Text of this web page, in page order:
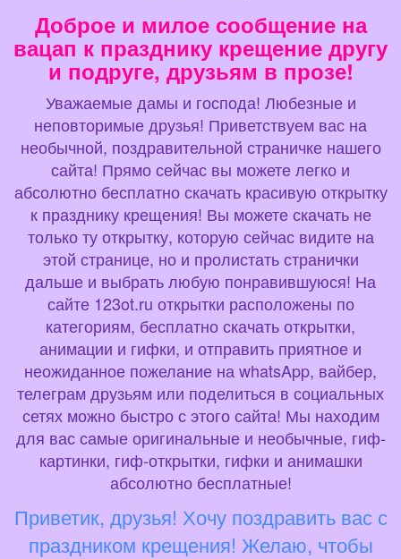
Доброе и милое сообщение на
вацап к празднику крещение другу
и подруге, друзьям в прозе!
Уважаемые дамы и господа! Любезные и
неповторимые друзья! Приветствуем вас на
необычной, поздравительной страничке нашего
сайта! Прямо сейчас вы можете легко и
абсолютно бесплатно скачать красивую открытку
к празднику крещения! Вы можете скачать не
только ту открытку, которую сейчас видите на
этой странице, но и пролистать странички
дальше и выбрать любую понравившуюся! На
сайте 123ot.ru открытки расположены по
категориям, бесплатно скачать открытки,
анимации и гифки, и отправить приятное и
неожиданное пожелание на whatsApp, вайбер,
телеграм друзьям или поделиться в социальных
сетях можно быстро с этого сайта! Мы находим
для вас самые оригинальные и необычные, гиф-
картинки, гиф-открытки, гифки и анимашки
абсолютно бесплатные!
Приветик, друзья! Хочу поздравить вас с
праздником крещения! Желаю, чтобы